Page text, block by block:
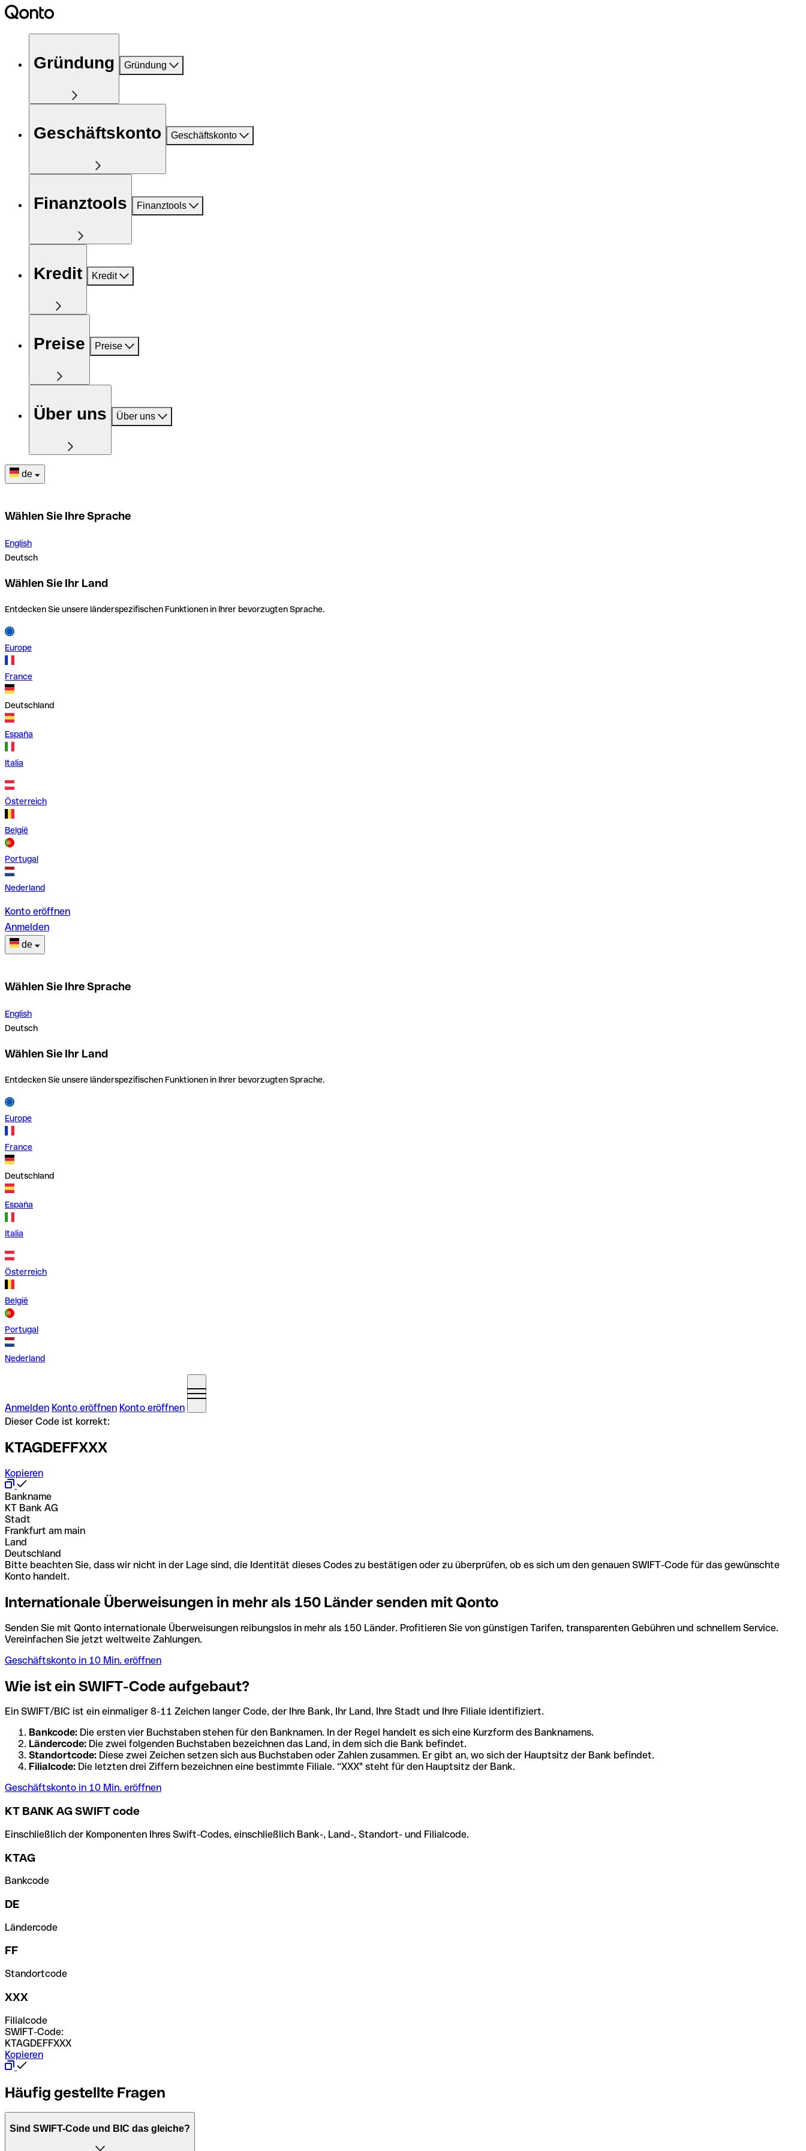
Gründung Gründung
Geschäftskonto Geschäftskonto
Finanztools Finanztools
Kredit Kredit
Preise Preise
Über uns Über uns
de
Wählen Sie Ihre Sprache
English
Deutsch
Wählen Sie Ihr Land
Entdecken Sie unsere länderspezifischen Funktionen in Ihrer bevorzugten Sprache.
Europe
France
Deutschland
España
Italia
Österreich
België
Portugal
Nederland
Konto eröffnen
Anmelden
de
Wählen Sie Ihre Sprache
English
Deutsch
Wählen Sie Ihr Land
Entdecken Sie unsere länderspezifischen Funktionen in Ihrer bevorzugten Sprache.
Europe
France
Deutschland
España
Italia
Österreich
België
Portugal
Nederland
Anmelden Konto eröffnen Konto eröffnen
Dieser Code ist korrekt:
KTAGDEFFXXX
Kopieren
Bankname
KT Bank AG
Stadt
Frankfurt am main
Land
Deutschland
Bitte beachten Sie, dass wir nicht in der Lage sind, die Identität dieses Codes zu bestätigen oder zu überprüfen, ob es sich um den genauen SWIFT-Code für das gewünschte
Konto handelt.
Internationale Überweisungen in mehr als 150 Länder senden mit Qonto
Senden Sie mit Qonto internationale Überweisungen reibungslos in mehr als 150 Länder. Profitieren Sie von günstigen Tarifen, transparenten Gebühren und schnellem Service.
Vereinfachen Sie jetzt weltweite Zahlungen.
Geschäftskonto in 10 Min. eröffnen
Wie ist ein SWIFT-Code aufgebaut?
Ein SWIFT/BIC ist ein einmaliger 8-11 Zeichen langer Code, der Ihre Bank, Ihr Land, Ihre Stadt und Ihre Filiale identifiziert.
Bankcode: Die ersten vier Buchstaben stehen für den Banknamen. In der Regel handelt es sich eine Kurzform des Banknamens.
Ländercode: Die zwei folgenden Buchstaben bezeichnen das Land, in dem sich die Bank befindet.
Standortcode: Diese zwei Zeichen setzen sich aus Buchstaben oder Zahlen zusammen. Er gibt an, wo sich der Hauptsitz der Bank befindet.
Filialcode: Die letzten drei Ziffern bezeichnen eine bestimmte Filiale. “XXX" steht für den Hauptsitz der Bank.
Geschäftskonto in 10 Min. eröffnen
KT BANK AG SWIFT code
Einschließlich der Komponenten Ihres Swift-Codes, einschließlich Bank-, Land-, Standort- und Filialcode.
KTAG
Bankcode
DE
Ländercode
FF
Standortcode
XXX
Filialcode
SWIFT-Code:
KTAGDEFFXXX
Kopieren
Häufig gestellte Fragen
Sind SWIFT-Code und BIC das gleiche?